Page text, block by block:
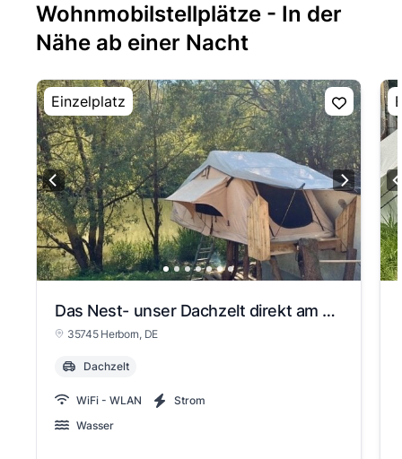
Wohnmobilstellplätze - In der
Nähe ab einer Nacht
Einzelplatz
Das Nest- unser Dachzelt direkt am See
35745 Herborn, DE
Dachzelt
WiFi - WLAN
Strom
Wasser